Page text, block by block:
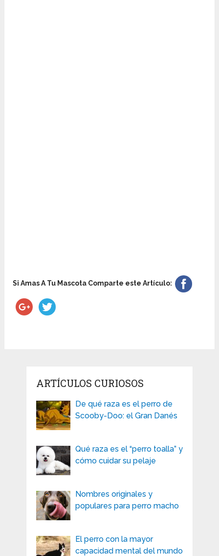
Si Amas A Tu Mascota Comparte este Artículo:
ARTÍCULOS CURIOSOS
De qué raza es el perro de
Scooby-Doo: el Gran Danés
Qué raza es el “perro toalla” y
cómo cuidar su pelaje
Nombres originales y
populares para perro macho
El perro con la mayor
capacidad mental del mundo